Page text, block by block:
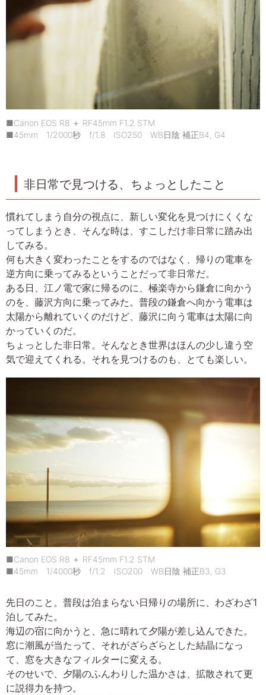
■Canon EOS R8 ＋ RF45mm F1.2 STM
■45mm 1/2000秒 f/1.8 ISO250 WB日陰 補正B4, G4
非日常で見つける、ちょっとしたこと
慣れてしまう自分の視点に、新しい変化を見つけにくくな
ってしまうとき、そんな時は、すこしだけ非日常に踏み出
してみる。
何も大きく変わったことをするのではなく、帰りの電車を
逆方向に乗ってみるということだって非日常だ。
ある日、江ノ電で家に帰るのに、極楽寺から鎌倉に向かう
のを、藤沢方向に乗ってみた。普段の鎌倉へ向かう電車は
太陽から離れていくのだけど、藤沢に向う電車は太陽に向
かっていくのだ。
ちょっとした非日常。そんなとき世界はほんの少し違う空
気で迎えてくれる。それを見つけるのも、とても楽しい。
■Canon EOS R8 ＋ RF45mm F1.2 STM
■45mm 1/4000秒 f/1.2 ISO200 WB日陰 補正B3, G3
先日のこと。普段は泊まらない日帰りの場所に、わざわざ1
泊してみた。
海辺の宿に向かうと、急に晴れて夕陽が差し込んできた。
窓に潮風が当たって、それがざらざらとした結晶になっ
て、窓を大きなフィルターに変える。
そのせいで、夕陽のふんわりした温かさは、拡散されて更
に説得力を持つ。